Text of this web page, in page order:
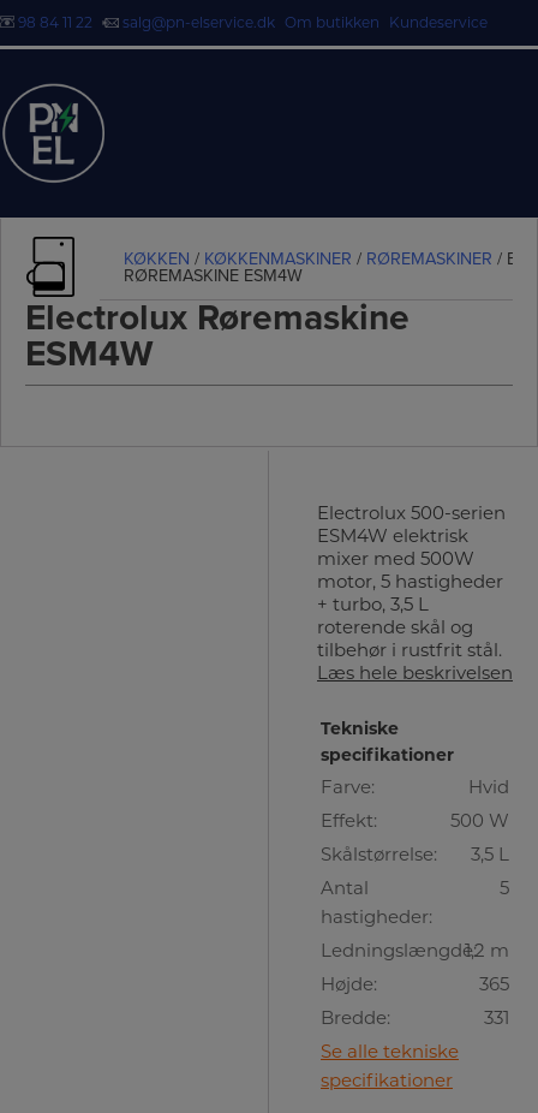
Hop
98 84 11 22 salg@pn-elservice.dk Om butikken Kundeservice
KØKKEN / KØKKENMASKINER / RØREMASKINER /
RØREMASKINE ESM4W
Electrolux Røremaskine
ESM4W
Electrolux 500-serien
ESM4W elektrisk
mixer med 500W
motor, 5 hastigheder
+ turbo, 3,5 L
roterende skål og
tilbehør i rustfrit stål.
Læs hele beskrivelsen
Tekniske
specifikationer
Farve:
Hvid
Effekt:
500 W
Skålstørrelse:
3,5 L
Antal
hastigheder:
5
Ledningslængde:1,2 m
Højde:
365
Bredde:
331
Se alle tekniske
specifikationer